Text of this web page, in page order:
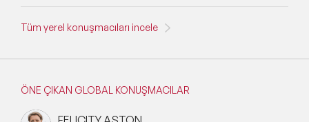
Tüm yerel konuşmacıları incele
ÖNE ÇIKAN GLOBAL KONUŞMACILAR